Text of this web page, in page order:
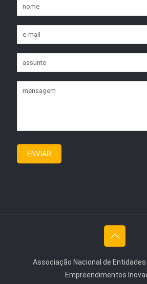
Associação Nacional de
Empreendimentos